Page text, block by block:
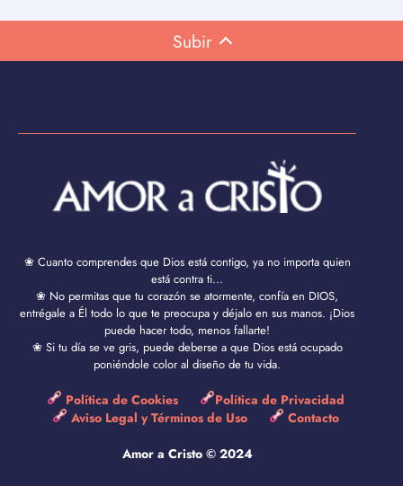
Subir
❀ Cuanto comprendes que Dios está contigo, ya no importa quien
está contra ti...
❀ No permitas que tu corazón se atormente, confía en DIOS,
entrégale a Él todo lo que te preocupa y déjalo en sus manos. ¡Dios
puede hacer todo, menos fallarte!
❀ Si tu día se ve gris, puede deberse a que Dios está ocupado
poniéndole color al diseño de tu vida.
Política de Cookies
Política de Privacidad
Aviso Legal y Términos de Uso
Contacto
Amor a Cristo © 2024